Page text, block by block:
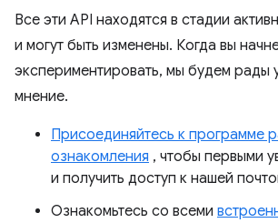
Все эти API находятся в стадии
и могут быть изменены. Когда вы
экспериментировать, мы будем рады
мнение.
Присоединяйтесь к программе
ознакомления , чтобы первыми
и получить доступ к нашей
Ознакомьтесь со всеми